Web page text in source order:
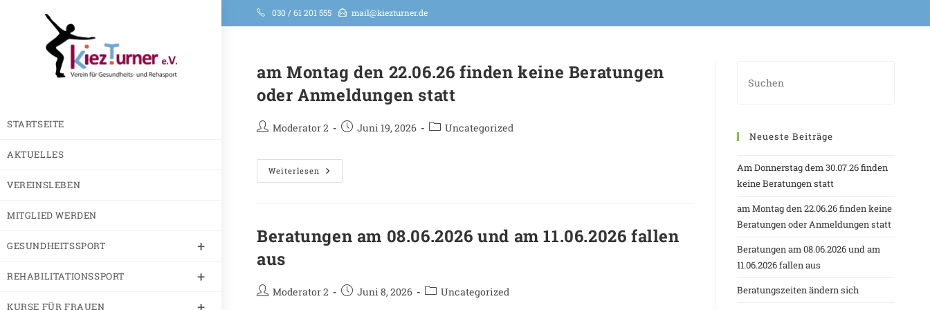
030 / 61 201 555 mail@kiezturner.de
STARTSEITE
AKTUELLES
VEREINSLEBEN
MITGLIED WERDEN
GESUNDHEITSSPORT
REHABILITATIONSSPORT
KURSE FÜR FRAUEN
am Montag den 22.06.26 finden keine Beratungen
oder Anmeldungen statt
Moderator 2 Juni 19, 2026 Uncategorized
Weiterlesen
Beratungen am 08.06.2026 und am 11.06.2026 fallen
aus
Moderator 2 Juni 8, 2026 Uncategorized
Neueste Beiträge
Am Donnerstag dem 30.07.26 finden
keine Beratungen statt
am Montag den 22.06.26 finden keine
Beratungen oder Anmeldungen statt
Beratungen am 08.06.2026 und am
11.06.2026 fallen aus
Beratungszeiten ändern sich